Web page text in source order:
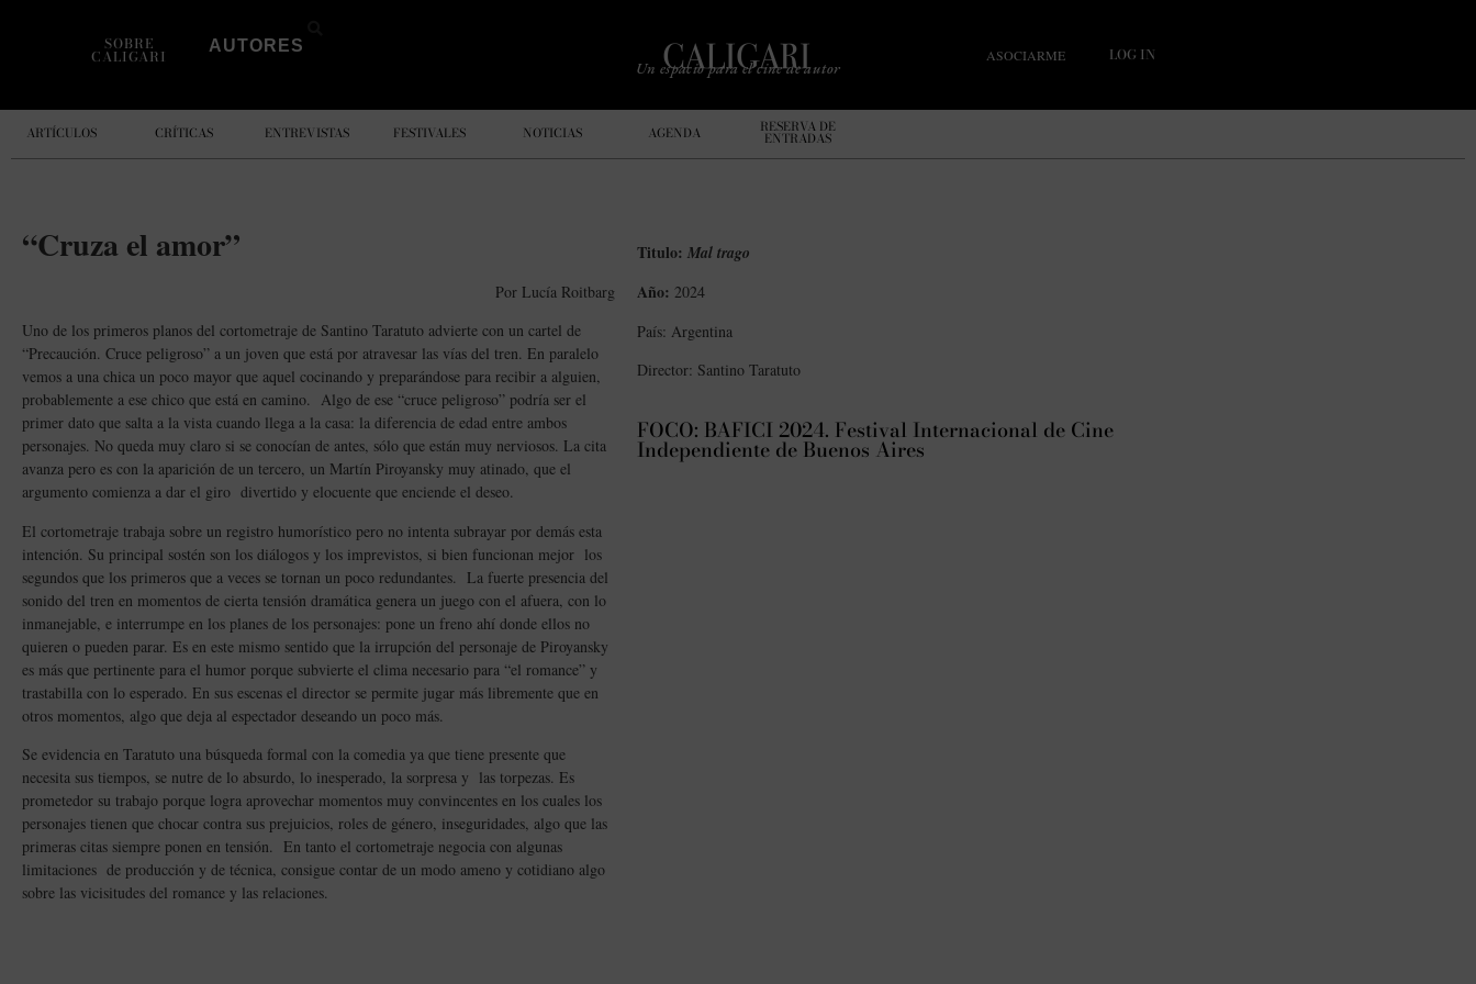
AUTORES
SOBRE
CALIGARI
Un espacio para el cine de autor
ASOCIARME LOG IN
ARTÍCULOS CRÍTICAS ENTREVISTAS FESTIVALES NOTICIAS AGENDA RESERVA DE
ENTRADAS
“Cruza el amor”
Por Lucía Roitbarg
Uno de los primeros planos del cortometraje de Santino Taratuto advierte con un cartel de
“Precaución. Cruce peligroso” a un joven que está por atravesar las vías del tren. En paralelo
vemos a una chica un poco mayor que aquel cocinando y preparándose para recibir a alguien,
probablemente a ese chico que está en camino. Algo de ese “cruce peligroso” podría ser el
primer dato que salta a la vista cuando llega a la casa: la diferencia de edad entre ambos
personajes. No queda muy claro si se conocían de antes, sólo que están muy nerviosos. La cita
avanza pero es con la aparición de un tercero, un Martín Piroyansky muy atinado, que el
argumento comienza a dar el giro divertido y elocuente que enciende el deseo.
El cortometraje trabaja sobre un registro humorístico pero no intenta subrayar por demás esta
intención. Su principal sostén son los diálogos y los imprevistos, si bien funcionan mejor los
segundos que los primeros que a veces se tornan un poco redundantes. La fuerte presencia del
sonido del tren en momentos de cierta tensión dramática genera un juego con el afuera, con lo
inmanejable, e interrumpe en los planes de los personajes: pone un freno ahí donde ellos no
quieren o pueden parar. Es en este mismo sentido que la irrupción del personaje de Piroyansky
es más que pertinente para el humor porque subvierte el clima necesario para “el romance” y
trastabilla con lo esperado. En sus escenas el director se permite jugar más libremente que en
otros momentos, algo que deja al espectador deseando un poco más.
Se evidencia en Taratuto una búsqueda formal con la comedia ya que tiene presente que
necesita sus tiempos, se nutre de lo absurdo, lo inesperado, la sorpresa y las torpezas. Es
prometedor su trabajo porque logra aprovechar momentos muy convincentes en los cuales los
personajes tienen que chocar contra sus prejuicios, roles de género, inseguridades, algo que las
primeras citas siempre ponen en tensión. En tanto el cortometraje negocia con algunas
limitaciones de producción y de técnica, consigue contar de un modo ameno y cotidiano algo
sobre las vicisitudes del romance y las relaciones.
Titulo: Mal trago
Año: 2024
País: Argentina
Director: Santino Taratuto
FOCO: BAFICI 2024. Festival Internacional de Cine
Independiente de Buenos Aires